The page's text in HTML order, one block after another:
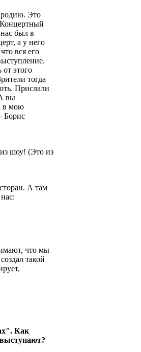
Это
был в
а у него
вся его
от этого
тогда
Прислали
вы
в мою
Борис
шоу! (Это из
А там
что мы
такой
Как